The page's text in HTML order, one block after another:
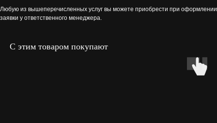
Любую из вышеперечисленных услуг вы можете приобрести при оформлении
заявки у ответственного менеджера.
С этим товаром покупают